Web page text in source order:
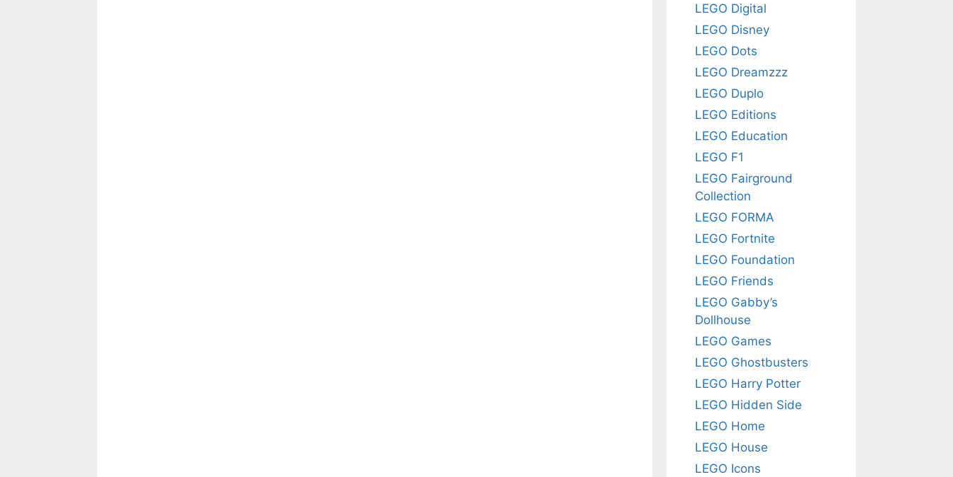
LEGO Digital
LEGO Disney
LEGO Dots
LEGO Dreamzzz
LEGO Duplo
LEGO Editions
LEGO Education
LEGO F1
LEGO Fairground
Collection
LEGO FORMA
LEGO Fortnite
LEGO Foundation
LEGO Friends
LEGO Gabby’s
Dollhouse
LEGO Games
LEGO Ghostbusters
LEGO Harry Potter
LEGO Hidden Side
LEGO Home
LEGO House
LEGO Icons